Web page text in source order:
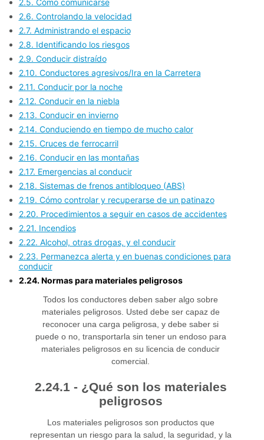
2.5. Cómo comunicarse
2.6. Controlando la velocidad
2.7. Administrando el espacio
2.8. Identificando los riesgos
2.9. Conducir distraído
2.10. Conductores agresivos/Ira en la Carretera
2.11. Conducir por la noche
2.12. Conducir en la niebla
2.13. Conducir en invierno
2.14. Conduciendo en tiempo de mucho calor
2.15. Cruces de ferrocarril
2.16. Conducir en las montañas
2.17. Emergencias al conducir
2.18. Sistemas de frenos antibloqueo (ABS)
2.19. Cómo controlar y recuperarse de un patinazo
2.20. Procedimientos a seguir en casos de accidentes
2.21. Incendios
2.22. Alcohol, otras drogas, y el conducir
2.23. Permanezca alerta y en buenas condiciones para
conducir
2.24. Normas para materiales peligrosos
Todos los conductores deben saber algo sobre
materiales peligrosos. Usted debe ser capaz de
reconocer una carga peligrosa, y debe saber si
puede o no, transportarla sin tener un endoso para
materiales peligrosos en su licencia de conducir
comercial.
2.24.1 - ¿Qué son los materiales
peligrosos
Los materiales peligrosos son productos que
representan un riesgo para la salud, la seguridad, y la